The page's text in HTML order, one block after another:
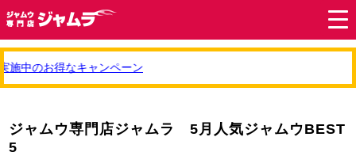
中のお得なキャンペーン
ジャムウ専門店ジャムラ 5月人気ジャムウBEST
5